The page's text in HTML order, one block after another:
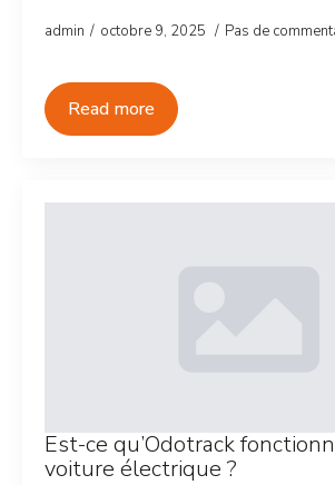
admin octobre 9, 2025 Pas de
Read more
Est-ce qu’Odotrack
voiture électrique ?